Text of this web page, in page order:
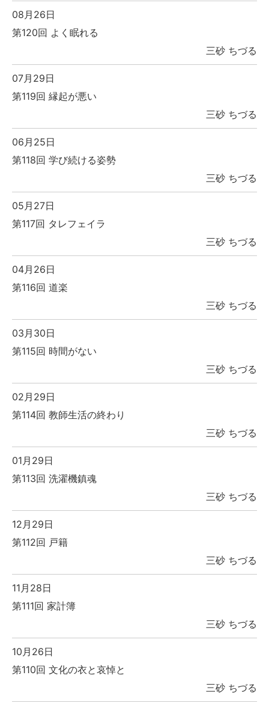
08月26日
第120回 よく眠れる
三砂 ちづる
07月29日
第119回 縁起が悪い
三砂 ちづる
06月25日
第118回 学び続ける姿勢
三砂 ちづる
05月27日
第117回 タレフェイラ
三砂 ちづる
04月26日
第116回 道楽
三砂 ちづる
03月30日
第115回 時間がない
三砂 ちづる
02月29日
第114回 教師生活の終わり
三砂 ちづる
01月29日
第113回 洗濯機鎮魂
三砂 ちづる
12月29日
第112回 戸籍
三砂 ちづる
11月28日
第111回 家計簿
三砂 ちづる
10月26日
第110回 文化の衣と哀悼と
三砂 ちづる